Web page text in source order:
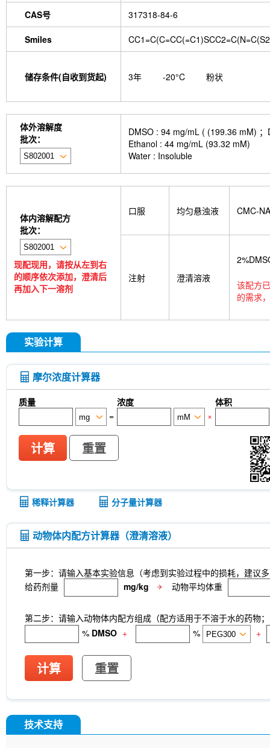
CAS号 317318-84-6
Smiles
储存条件(自收到货起) 3年 -20°C 粉状
体外溶解度
批次：
DMSO : 94 mg/mL ( (199.36 mM)
Ethanol : 44 mg/mL (93.32 mM)
Water : Insoluble
体内溶解配方
批次：
现配现用，请按从左到右
的顺序依次添加，澄清后
再加入下一溶剂
口服 均匀悬浊液 CMC-NA
注射 澄清溶液
该配方
的需求
实验计算
摩尔浓度计算器
质量 浓度
体积
=
×
计算 重置
稀释计算器 分子量计算器
动物体内配方计算器（澄清溶液）
第一步：请输入基本实验信息（考虑到实验过程中的损耗，建议
给药剂量
mg/kg 动物平均体重
第二步：请输入动物体内配方组成（配方适用于不溶于水的药物
% DMSO + % +
计算 重置
技术支持